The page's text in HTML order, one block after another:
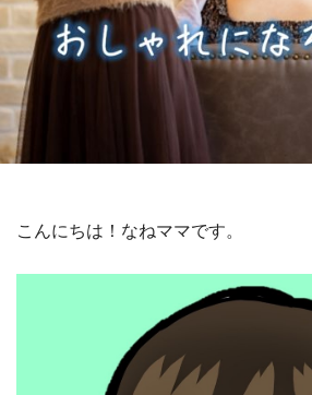
こんにちは！なねママです。